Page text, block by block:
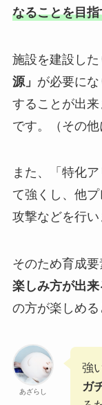
なることを目
施設を建設し
源」 が必要に
することが出来
です。（その他
また、「特化
て強くし、他
攻撃などを行い
そのため育成要
楽しみ方が出
の方が楽しめる
あざらし
強
ガ